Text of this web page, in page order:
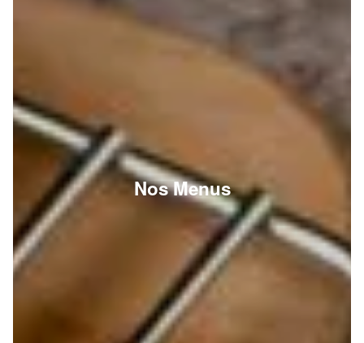
Nos Menus